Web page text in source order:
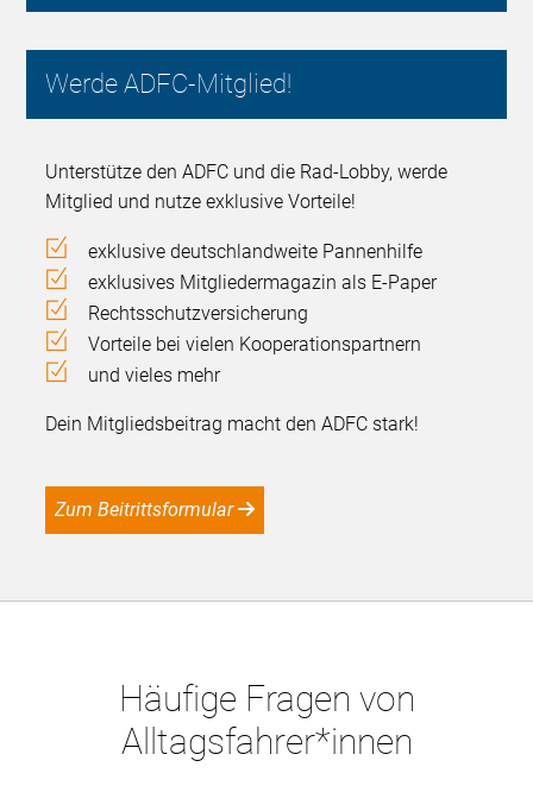
Werde ADFC-Mitglied!
Unterstütze den ADFC und die Rad-Lobby, werde
Mitglied und nutze exklusive Vorteile!
exklusive deutschlandweite Pannenhilfe
exklusives Mitgliedermagazin als E-Paper
Rechtsschutzversicherung
Vorteile bei vielen Kooperationspartnern
und vieles mehr
Dein Mitgliedsbeitrag macht den ADFC stark!
Zum Beitrittsformular
Häufige Fragen von
Alltagsfahrer*innen